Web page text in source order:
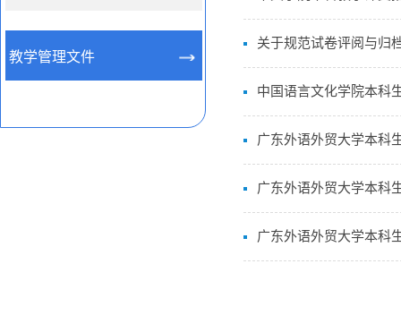
教学管理文件
关于规范试卷评阅与归
中国语言文化学院本科
广东外语外贸大学本科
广东外语外贸大学本科
广东外语外贸大学本科